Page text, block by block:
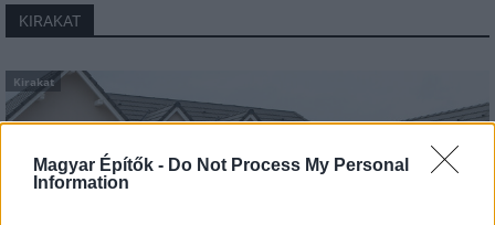
Magyar Építők - Do Not Process My Personal
Information
KIRAKAT
Kirakat